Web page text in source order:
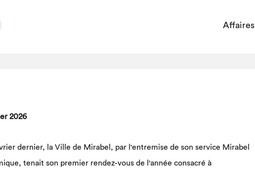
Affaires
2026
dernier, la Ville de Mirabel, par l'entremise de son service Mirabel
tenait son premier rendez-vous de l'année consacré à